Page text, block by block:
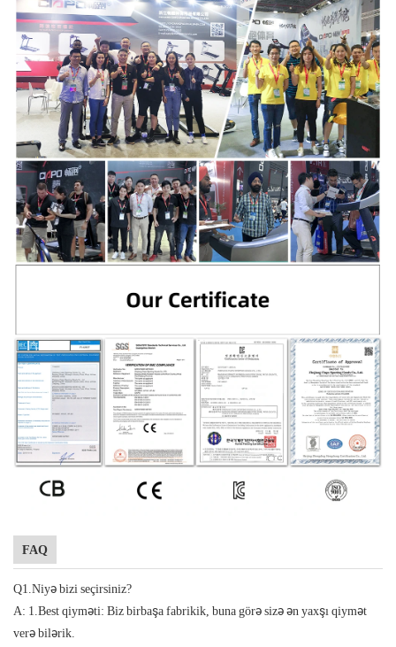
FAQ
Q1.Niyə bizi seçirsiniz?
A: 1.Best qiyməti: Biz birbaşa fabrikik, buna görə sizə ən yaxşı qiymət
verə bilərik.